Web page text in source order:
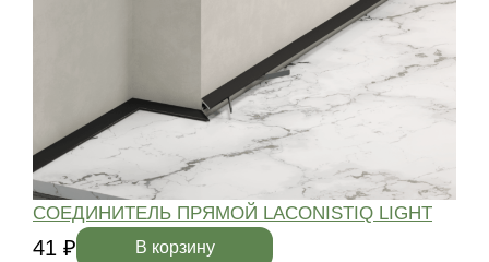
СОЕДИНИТЕЛЬ ПРЯМОЙ LACONISTIQ LIGHT
41 ₽ В корзину